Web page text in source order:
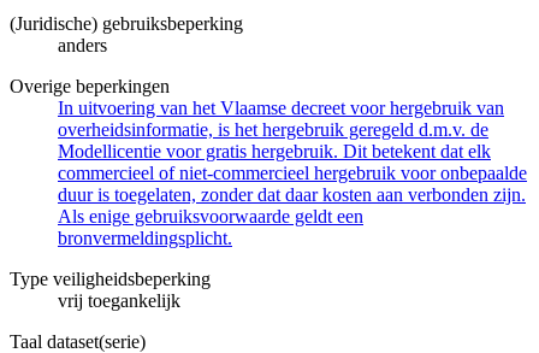
(Juridische) gebruiksbeperking
anders
Overige beperkingen
In uitvoering van het Vlaamse decreet voor hergebruik van
overheidsinformatie, is het hergebruik geregeld d.m.v. de
Modellicentie voor gratis hergebruik. Dit betekent dat elk
commercieel of niet-commercieel hergebruik voor onbepaalde
duur is toegelaten, zonder dat daar kosten aan verbonden zijn.
Als enige gebruiksvoorwaarde geldt een
bronvermeldingsplicht.
Type veiligheidsbeperking
vrij toegankelijk
Taal dataset(serie)